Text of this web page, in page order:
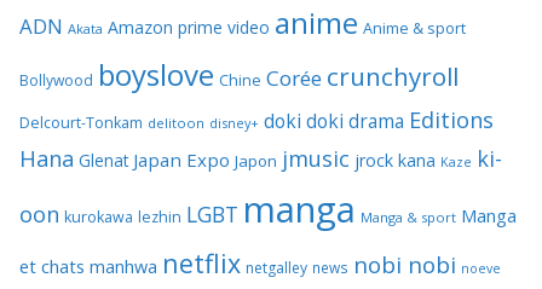
ADN Akata Amazon prime video anime Anime & sport
Bollywood boyslove Chine Corée crunchyroll
Delcourt-Tonkam delitoon disney+ doki doki drama Editions
Hana Glenat Japan Expo Japon jmusic jrock kana Kaze ki-
oon kurokawa lezhin LGBT manga Manga & sport Manga
et chats manhwa netflix netgalley news nobi nobi noeve